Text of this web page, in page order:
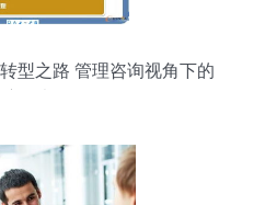
型之路 管理咨询视角下的